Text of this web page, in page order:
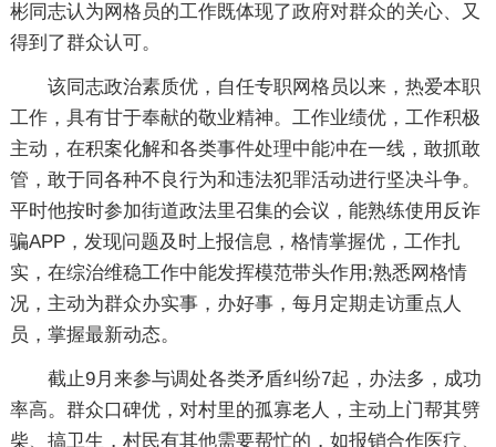
彬同志认为网格员的工作既体现了政府对群众的关心、又
得到了群众认可。
该同志政治素质优，自任专职网格员以来，热爱本职
工作，具有甘于奉献的敬业精神。工作业绩优，工作积极
主动，在积案化解和各类事件处理中能冲在一线，敢抓敢
管，敢于同各种不良行为和违法犯罪活动进行坚决斗争。
平时他按时参加街道政法里召集的会议，能熟练使用反诈
骗APP，发现问题及时上报信息，格情掌握优，工作扎
实，在综治维稳工作中能发挥模范带头作用;熟悉网格情
况，主动为群众办实事，办好事，每月定期走访重点人
员，掌握最新动态。
截止9月来参与调处各类矛盾纠纷7起，办法多，成功
率高。群众口碑优，对村里的孤寡老人，主动上门帮其劈
柴、搞卫生，村民有其他需要帮忙的，如报销合作医疗、